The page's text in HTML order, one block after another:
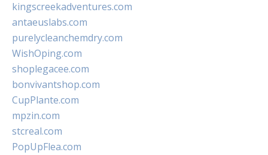
kingscreekadventures.com
antaeuslabs.com
purelycleanchemdry.com
WishOping.com
shoplegacee.com
bonvivantshop.com
CupPlante.com
mpzin.com
stcreal.com
PopUpFlea.com